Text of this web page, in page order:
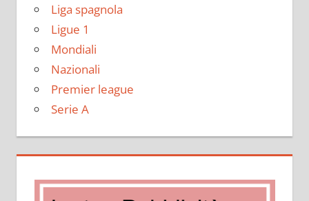
Liga spagnola
Ligue 1
Mondiali
Nazionali
Premier league
Serie A